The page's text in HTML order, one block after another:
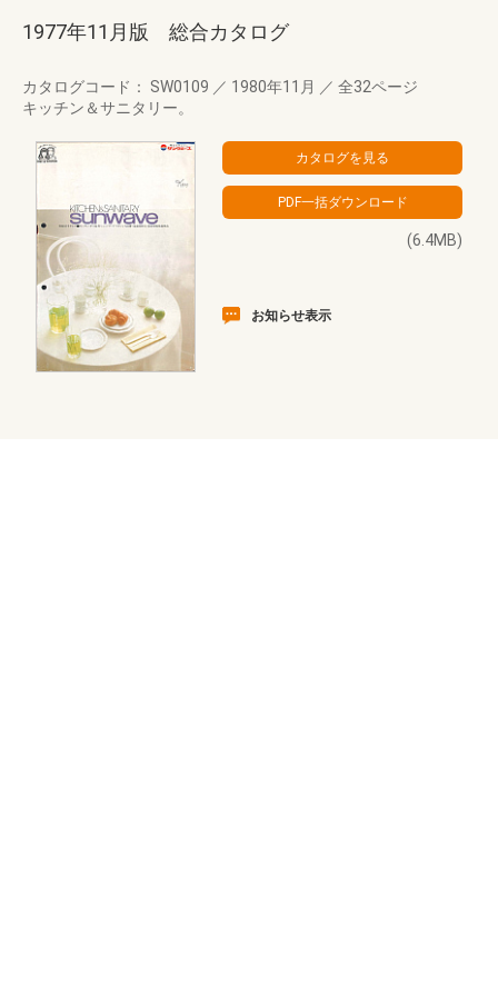
1977年11月版 総合カタログ
カタログコード： SW0109 ／ 1980年11月 ／ 全32ページ
キッチン＆サニタリー。
(6.4MB)
お知らせ表示